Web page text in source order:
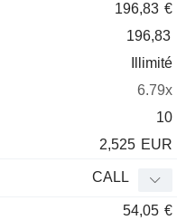
196,83 €
196,83
Illimité
6.79x
10
2,525 EUR
CALL
54,05 €